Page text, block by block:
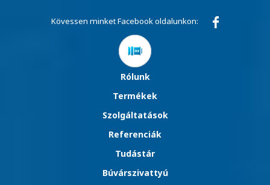
Kövessen minket Facebook oldalunkon:
Rólunk
Termékek
Szolgáltatások
Referenciák
Tudástár
Búvárszivattyú